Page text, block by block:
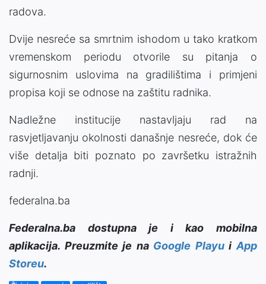
radova.
Dvije nesreće sa smrtnim ishodom u tako kratkom
vremenskom periodu otvorile su pitanja o
sigurnosnim uslovima na gradilištima i primjeni
propisa koji se odnose na zaštitu radnika.
Nadležne institucije nastavljaju rad na
rasvjetljavanju okolnosti današnje nesreće, dok će
više detalja biti poznato po završetku istražnih
radnji.
federalna.ba
Federalna.ba dostupna je i kao mobilna
aplikacija. Preuzmite je na Google PlayuiApp
Storeu.